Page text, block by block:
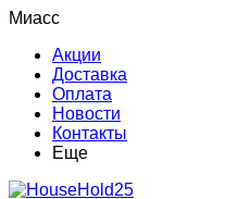
Миасс
Акции
Доставка
Оплата
Новости
Контакты
Еще